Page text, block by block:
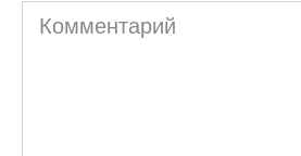
Комментарий